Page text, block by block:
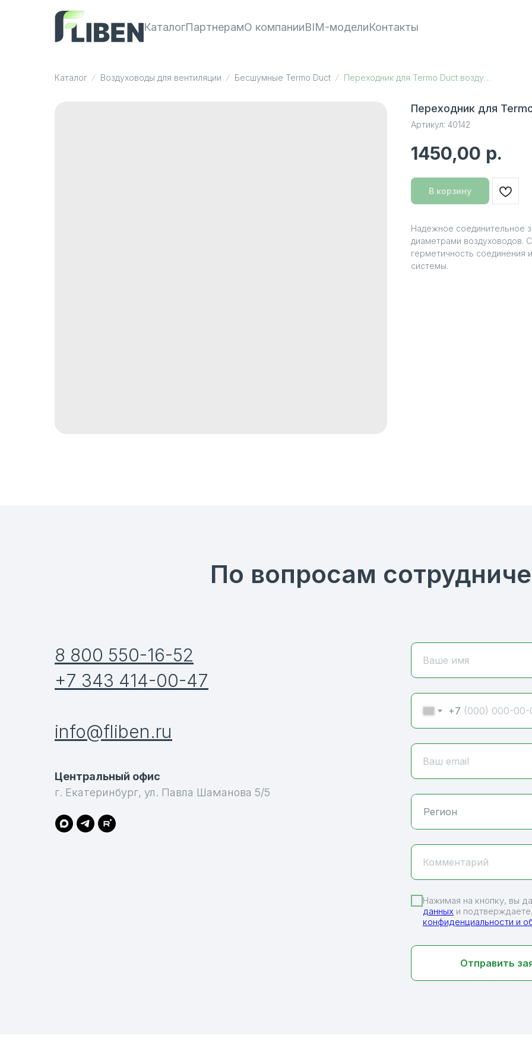
КаталогПартнерамО компанииBIM-моделиКонтакты
Каталог Воздуховоды для вентиляции Бесшумные Termo Duct Переходник для Termo Duct воздуховода D160/200 мм
Переходник для
Артикул: 40142
1450,00 р.
В корзину
Надежное соединительное
диаметрами воздуховодов.
герметичность соединения
системы.
По вопросам
8 800 550-16-52
+7 343 414-00-47
info@fliben.ru
Центральный офис
г. Екатеринбург, ул. Павла Шаманова 5/5
Ваше имя
+7
Ваш email
Комментарий
Нажимая на кнопку, вы
данных и
конфиденциальности и
Отправить